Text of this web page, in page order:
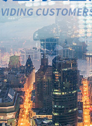
机
机
洗机
机